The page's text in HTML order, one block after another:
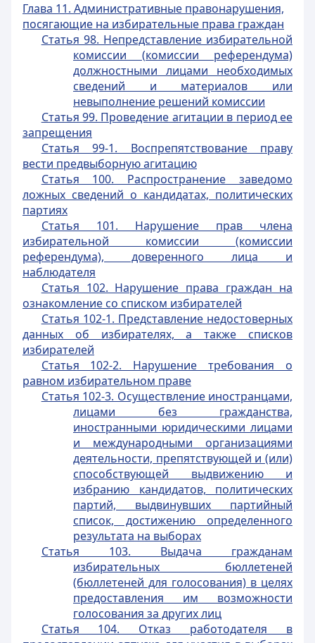
Глава 11. Административные правонарушения,
посягающие на избирательные права граждан
Статья 98. Непредставление избирательной
комиссии (комиссии референдума)
должностными лицами необходимых
сведений и материалов или
невыполнение решений комиссии
Статья 99. Проведение агитации в период ее
запрещения
Статья 99-1. Воспрепятствование праву
вести предвыборную агитацию
Статья 100. Распространение заведомо
ложных сведений о кандидатах, политических
партиях
Статья 101. Нарушение прав члена
избирательной комиссии (комиссии
референдума), доверенного лица и
наблюдателя
Статья 102. Нарушение права граждан на
ознакомление со списком избирателей
Статья 102-1. Представление недостоверных
данных об избирателях, а также списков
избирателей
Статья 102-2. Нарушение требования о
равном избирательном праве
Статья 102-3. Осуществление иностранцами,
лицами без гражданства,
иностранными юридическими лицами
и международными организациями
деятельности, препятствующей и (или)
способствующей выдвижению и
избранию кандидатов, политических
партий, выдвинувших партийный
список, достижению определенного
результата на выборах
Статья 103. Выдача гражданам
избирательных бюллетеней
(бюллетеней для голосования) в целях
предоставления им возможности
голосования за других лиц
Статья 104. Отказ работодателя в